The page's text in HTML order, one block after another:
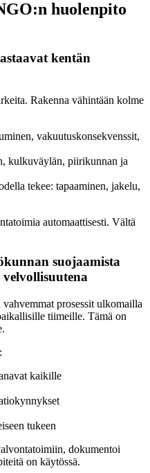
huolenpito
kentän
Rakenna vähintään kolme
vakuutuskonsekvenssit,
kulkuväylän, piirikunnan ja
tekee: tapaaminen, jakelu,
automaattisesti. Vältä
suojaamista
prosessit ulkomailla
tiimeille. Tämä on
kaikille
tukeen
dokumentoi
on käytössä.